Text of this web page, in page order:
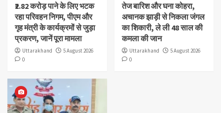
₹2.82 करोड़ पाने के लिए भटक
रहा परिवहन निगम, पीएम और
गृह मंत्री के कार्यक्रमों से जुड़ा
प्रकरण, जानें पूरा मामला
Uttarakhand
5 August 2026
0
तेज बारिश और घना कोहरा,
अचानक झाड़ी से निकला जंगल
का शिकारी, ले ली 48 साल की
कमला की जान
Uttarakhand
5 August 2026
0